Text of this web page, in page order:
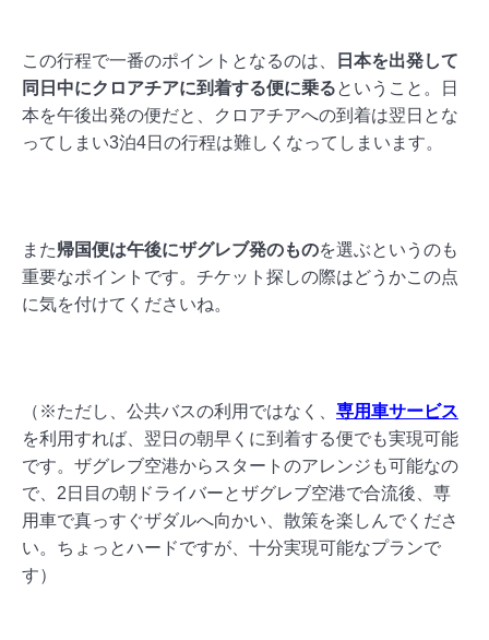
この行程で一番のポイントとなるのは、
日本を出発して
同日中にクロアチアに到着する便に乗るということ。日
本を午後出発の便だと、クロアチアへの到着は翌日とな
ってしまい3泊4日の行程は難しくなってしまいます。
また帰国便は午後にザグレブ発のものを選ぶというのも
重要なポイントです。 チケット探しの際はどうかこの点
に気を付けてくださいね。
（※ただし、公共バスの利用ではなく、 専用車サービス
を利用すれば、翌日の朝早くに到着する便でも実現可能
です。ザグレブ空港からスタートのアレンジも可能なの
で、2日目の朝ドライバーとザグレブ空港で合流後、専
用車で真っすぐザダルへ向かい、散策を楽しんでくださ
い。ちょっとハードですが、十分実現可能なプランで
す）